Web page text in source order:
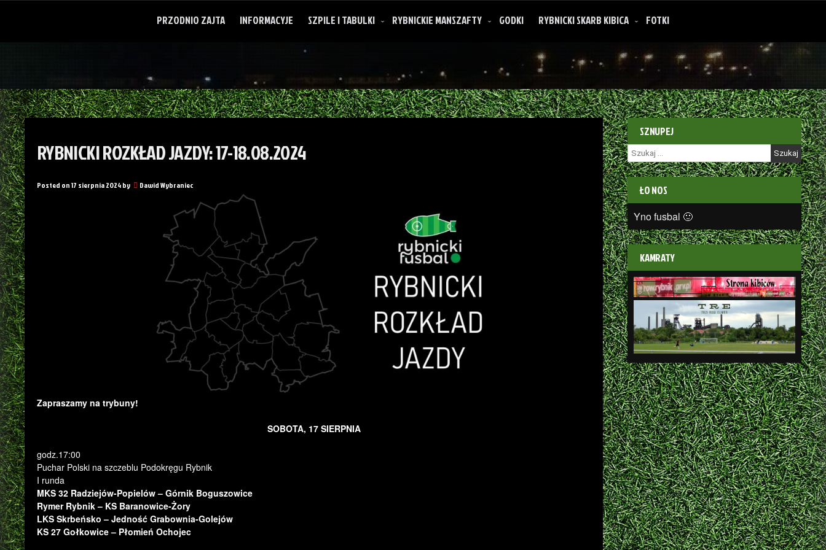
PRZODNIO ZAJTA INFORMACYJE SZPILE I TABULKI RYBNICKIE MANSZAFTY GODKI RYBNICKI SKARB KIBICA FOTKI
O rybnickich manszaftach
RYBNICKI ROZKŁAD JAZDY: 17-18.08.2024
Posted on17 sierpnia 2024by Dawid Wybraniec
Zapraszamy na trybuny!
SOBOTA, 17 SIERPNIA
godz.17:00
Puchar Polski na szczeblu Podokręgu Rybnik
I runda
MKS 32 Radziejów-Popielów – Górnik Boguszowice
Rymer Rybnik – KS Baranowice-Żory
LKS Skrbeńsko – Jedność Grabownia-Golejów
KS 27 Gołkowice – Płomień Ochojec
SZNUPEJ
Szukaj:
ŁO NOS
Yno fusbal 🙂
KAMRATY